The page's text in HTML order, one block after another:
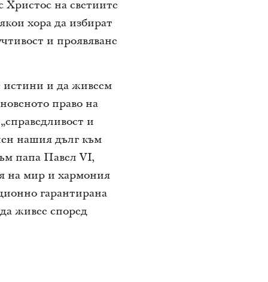
на светиите
хора да избират
и проявяване
истини и да живеем
право на
и
нашия дълг към
папа Павел VI,
на мир и хармония
гарантирана
живее според